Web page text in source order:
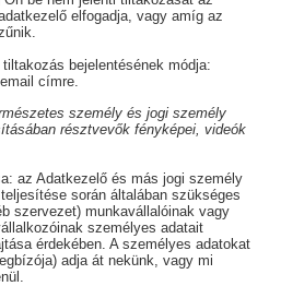
elfogadja, vagy amíg az
bejelentésének módja:
email címre.
személy és jogi személy
résztvevők fényképei, videók
az Adatkezelő és más jogi személy
során általában szükséges
szervezet) munkavállalóinak vagy
személyes adatait
érdekében. A személyes adatokat
adja át nekünk, vagy mi